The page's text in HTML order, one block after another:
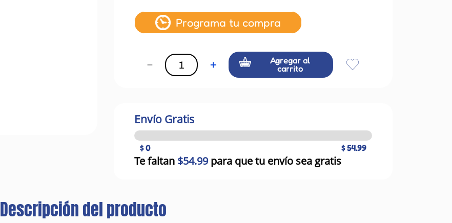
Programa tu compra
＋
－
Agregar al
carrito
Envío Gratis
$ 0 $ 54.99
Te faltan $54.99para que tu envío sea gratis
Descripción del producto